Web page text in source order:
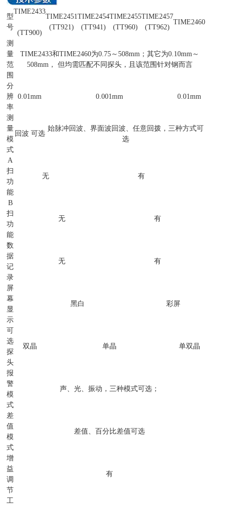
型
号
TIME2433
(TT900)
TIME2451
(TT921)
TIME2454
(TT941)
TIME2455
(TT960)
TIME2457
(TT962)
TIME2460
测
量
范
围
TIME2433和TIME2460为0.75～508mm；其它为0.10mm～
508mm， 但均需匹配不同探头，且该范围针对钢而言
分
辨
率
0.01mm 0.001mm 0.01mm
测
量
模
式
回波 可选
始脉冲回波、界面波回波、任意回拨，三种方式可
选
A
扫
功
能
无 有
B
扫
功
能
无 有
数
据
记
录
无 有
屏
幕
显
示
黑白 彩屏
可
选
探
头
双晶 单晶 单双晶
报
警
模
式
声、光、振动，三种模式可选；
差
值
模
式
差值、百分比差值可选
增
益
调
节
有
工